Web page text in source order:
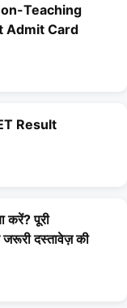
Teaching
Admit Card
Result
पूरी
दस्तावेज़ की